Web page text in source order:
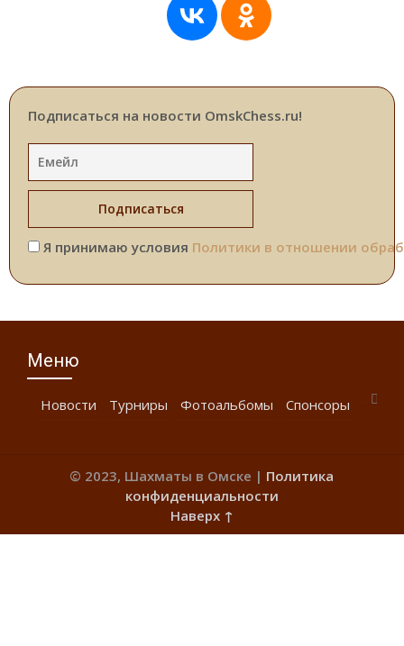
Подписаться на новости OmskChess.ru!
Я принимаю условия Политики в отношении
Меню
Новости Турниры Фотоальбомы Спонсоры
© 2023, Шахматы в Омске | Политика
конфиденциальности
Наверх ↑